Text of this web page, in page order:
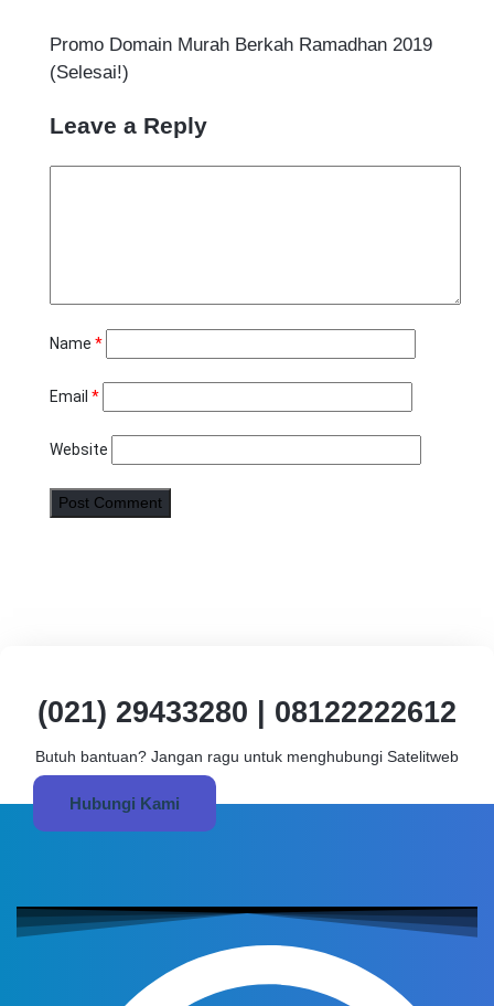
Promo Domain Murah Berkah Ramadhan 2019
(Selesai!)
Leave a Reply
Name *
Email *
Website
(021) 29433280 | 08122222612
Butuh bantuan? Jangan ragu untuk menghubungi Satelitweb
Hubungi Kami